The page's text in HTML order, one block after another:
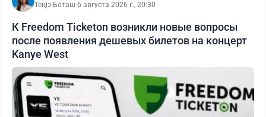
Теңіз Боташ·6 августа 2026 г., 20:30
К Freedom Ticketon возникли новые вопросы
после появления дешевых билетов на концерт
Kanye West